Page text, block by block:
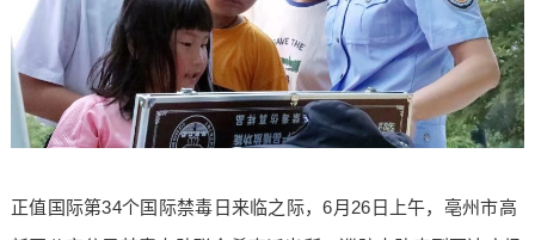
正值国际第34个国际禁毒日来临之际，6月26日上午，亳州市高